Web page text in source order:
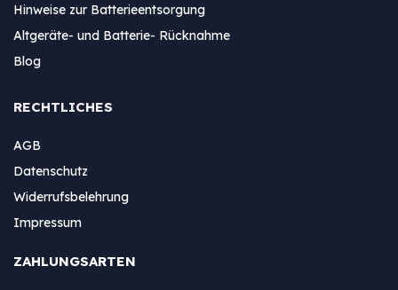
Hinweise zur Batterieentsorgung
Altgeräte- und Batterie- Rücknahme
Blog
RECHTLICHES
AGB
Datenschutz
Widerrufsbelehrung
Impressum
ZAHLUNGSARTEN